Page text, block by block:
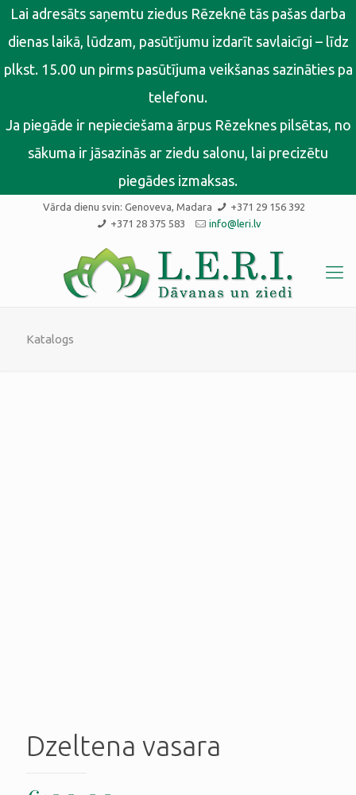
Lai adresāts saņemtu ziedus Rēzeknē tās pašas darba
dienas laikā, lūdzam, pasūtījumu izdarīt savlaicīgi – līdz
plkst. 15.00 un pirms pasūtījuma veikšanas sazināties pa
telefonu.
Ja piegāde ir nepieciešama ārpus Rēzeknes pilsētas, no
sākuma ir jāsazinās ar ziedu salonu, lai precizētu
piegādes izmaksas.
Vārda dienu svin: Genoveva, Madara
+371 29 156 392
+371 28 375 583
info@leri.lv
Katalogs
Dzeltena vasara